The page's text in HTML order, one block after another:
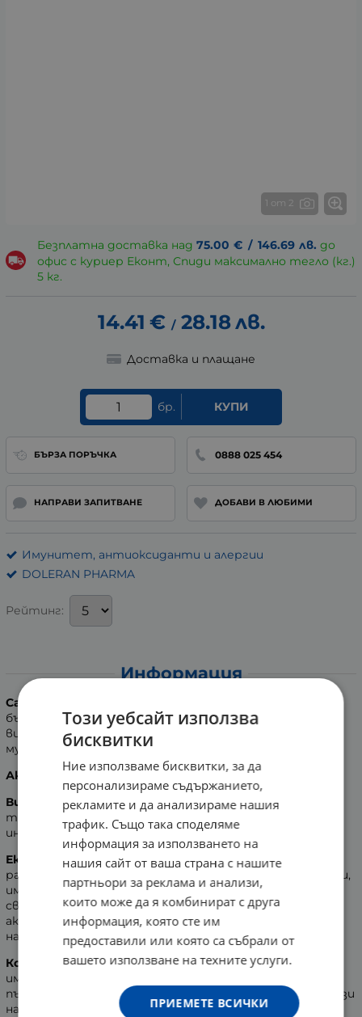
1 от 2
Безплатна доставка над 75.00 € / 146.69 лв. до
офис с куриер Еконт, Спиди максимално тегло (кг.)
5 кг.
14.41 € / 28.18лв.
Доставка и плащане
бр. КУПИ
БЪРЗА ПОРЪЧКА 0888 025 454
НАПРАВИ ЗАПИТВАНЕ ДОБАВИ В ЛЮБИМИ
Имунитет, антиоксиданти и алергии
DOLERAN PHARMA
Рейтинг:
Информация
Самбумил стронг
бъз и коластра. Използва се за профилактика на
вирусни инфекции и грип. Повлиява благоприятно при
мускулни болки, втрисане и висока температура.
Активни съставки и тяхното действие:
Витамин С:Укрепва имунната система, повишава
тонуса и съпротивителни сили на организма срещу
инфекции.
Екстракт от черен бъз (плод):Извлича се от
растението черен бъз и притежава антиоскидантни,
имудомодулаторни, антихерпесни и антивирусни
свойства. Съставките на бъза неутрализират
активността на хемаглутининните шипове,
намиращи се по повърхността на някои вируси.
Коластра:Чудото на природата и матрицата на
имунната система на организма. Коластрата е
първият секрет, който се отделя от млечните жлези
на майката след раждането. Така новороденото
Този уебсайт използва
бисквитки
Ние използваме бисквитки, за да
персонализираме съдържанието,
рекламите и да анализираме нашия
трафик. Също така споделяме
информация за използването на
нашия сайт от ваша страна с нашите
партньори за реклама и анализи,
които може да я комбинират с друга
информация, която сте им
предоставили или която са събрали от
вашето използване на техните услуги.
ПРИЕМЕТЕ ВСИЧКИ